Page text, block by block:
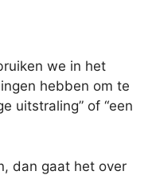
we in het
hebben om te
uitstraling” of “een
dan gaat het over